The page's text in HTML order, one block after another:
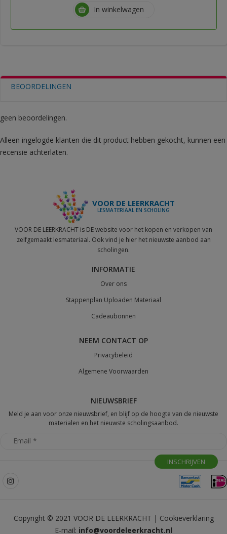
In winkelwagen
BEOORDELINGEN
geen beoordelingen.
Alleen ingelogde klanten die dit product hebben gekocht, kunnen een
recensie achterlaten.
VOOR DE LEERKRACHT
LESMATERIAAL EN SCHOLING
VOOR DE LEERKRACHT is DE website voor het kopen en verkopen van
zelfgemaakt lesmateriaal. Ook vind je hier het nieuwste aanbod aan
scholingen.
INFORMATIE
Over ons
Stappenplan Uploaden Materiaal
Cadeaubonnen
NEEM CONTACT OP
Privacybeleid
Algemene Voorwaarden
NIEUWSBRIEF
Meld je aan voor onze nieuwsbrief, en blijf op de hoogte van de nieuwste
materialen en het nieuwste scholingsaanbod.
Copyright © 2021 VOOR DE LEERKRACHT | Cookieverklaring
E-mail: info@voordeleerkracht.nl